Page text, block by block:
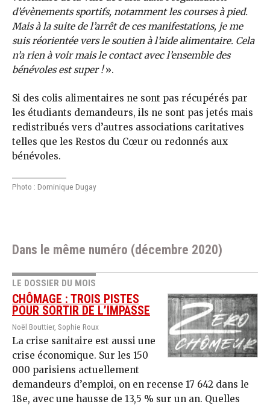
d’évènements sportifs, notamment les courses à pied.
Mais à la suite de l’arrêt de ces manifestations, je me
suis réorientée vers le soutien à l’aide alimentaire. Cela
n’a rien à voir mais le contact avec l’ensemble des
bénévoles est super !».
Si des colis alimentaires ne sont pas récupérés par
les étudiants demandeurs, ils ne sont pas jetés mais
redistribués vers d’autres associations caritatives
telles que les Restos du Cœur ou redonnés aux
bénévoles.
Photo : Dominique Dugay
Dans le même numéro (décembre 2020)
LE DOSSIER DU MOIS
CHÔMAGE : TROIS PISTES
POUR SORTIR DE L’IMPASSE
Noël Bouttier, Sophie Roux
La crise sanitaire est aussi une
crise économique. Sur les 150
000 parisiens actuellement
demandeurs d’emploi, on en recense 17 642 dans le
18e, avec une hausse de 13,5 % sur un an. Quelles